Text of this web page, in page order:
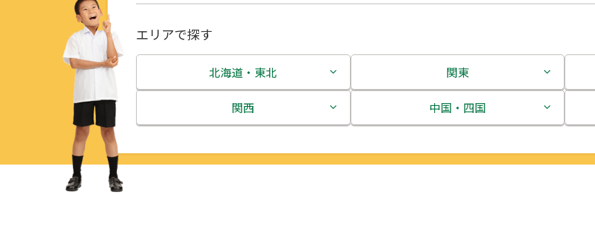
エリアで探す
北海道・東北
北海道
関東
茨城県
関西
中国・四国